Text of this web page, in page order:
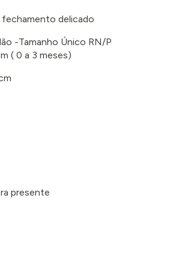
delicado
-Tamanho Único RN/P
( 0 a 3 meses)
presente